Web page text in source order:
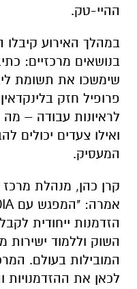
שימשכו את תשומת
לראיונות עבודה –
ואילו צעדים יכולים
המעסיק.
קרן כהן, מנהלת
אמרה:
הזדמנות ייחודית
המובילות בעולם.
לכאן את ההזדמנויות
להשתלב ולהצליח
האירוע מהווה המשך